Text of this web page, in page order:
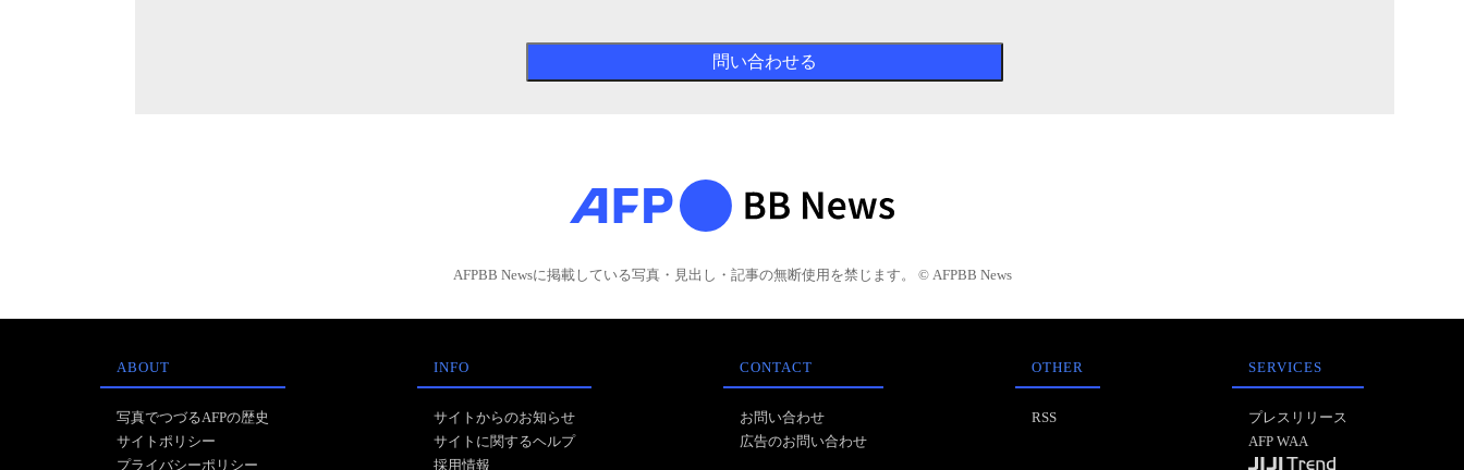
AFPBB Newsに掲載している写真・見出し・記事の無断使用を禁じます。 © AFPBB News
ABOUT
写真でつづるAFPの歴史
サイトポリシー
プライバシーポリシー
INFO
サイトからのお知らせ
サイトに関するヘルプ
採用情報
CONTACT
お問い合わせ
広告のお問い合わせ
OTHER
RSS
SERVICES
プレスリリース
AFP WAA